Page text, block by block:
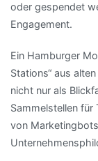
oder gespendet
Engagement.
Ein Hamburger
Stations“ aus
nicht nur als
Sammelstellen für
von